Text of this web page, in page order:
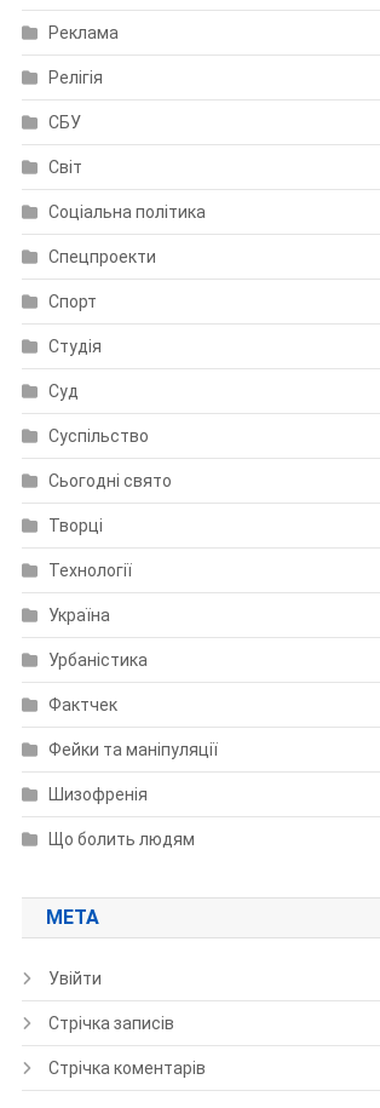
Реклама
Релігія
СБУ
Світ
Соціальна політика
Спецпроекти
Спорт
Студія
Суд
Суспільство
Сьогодні свято
Творці
Технології
Україна
Урбаністика
Фактчек
Фейки та маніпуляції
Шизофренія
Що болить людям
МЕТА
Увійти
Стрічка записів
Стрічка коментарів